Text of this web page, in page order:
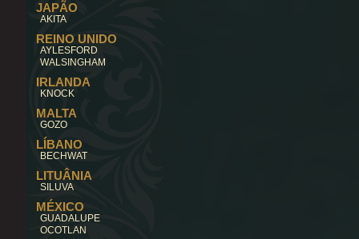
JAPÃO
AKITA
REINO UNIDO
AYLESFORD
WALSINGHAM
IRLANDA
KNOCK
MALTA
GOZO
LÍBANO
BECHWAT
LITUÂNIA
SILUVA
MÉXICO
GUADALUPE
OCOTLAN